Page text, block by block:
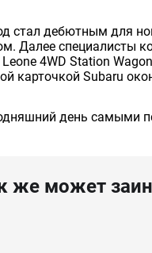
стал дебютным для
Далее специалисты
4WD Station
карточкой Subaru
день самыми
же может